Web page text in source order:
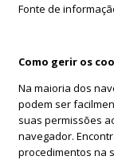
Fonte de
Como gerir os
Na maioria dos
podem ser
suas permissões
navegador.
procedimentos na